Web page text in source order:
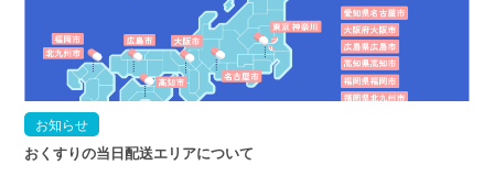
お知らせ
おくすりの当日配送エリアについて